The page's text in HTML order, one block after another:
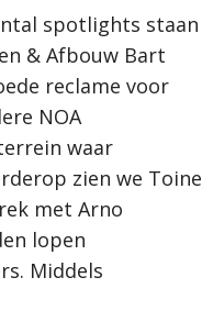
spotlights staan
& Afbouw Bart
reclame voor
NOA
waar
zien we Toine
met Arno
lopen
Middels